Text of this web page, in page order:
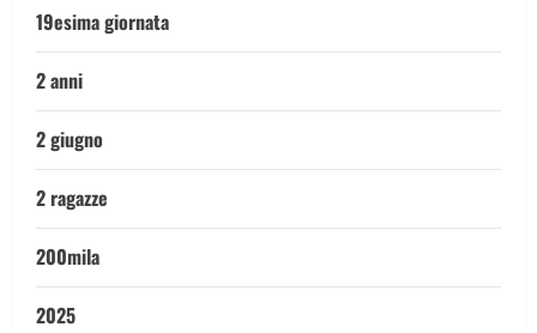
19esima giornata
2 anni
2 giugno
2 ragazze
200mila
2025